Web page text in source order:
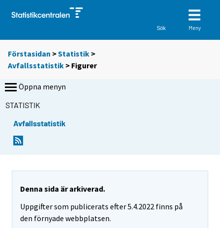
Sök Meny
Förstasidan >Statistik >
Avfallsstatistik > Figurer
Öppna menyn
STATISTIK
Avfallsstatistik
Denna sida är arkiverad.
Uppgifter som publicerats efter 5.4.2022 finns på
den förnyade webbplatsen.